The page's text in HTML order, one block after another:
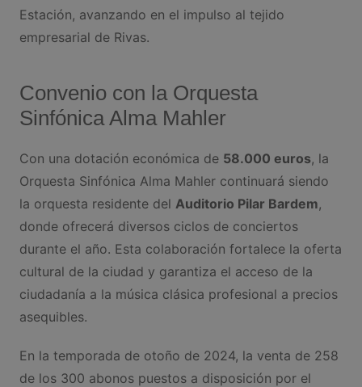
Estación, avanzando en el impulso al tejido
empresarial de Rivas.
Convenio con la Orquesta
Sinfónica Alma Mahler
Con una dotación económica de 58.000 euros, la
Orquesta Sinfónica Alma Mahler continuará siendo
la orquesta residente del Auditorio Pilar Bardem,
donde ofrecerá diversos ciclos de conciertos
durante el año. Esta colaboración fortalece la oferta
cultural de la ciudad y garantiza el acceso de la
ciudadanía a la música clásica profesional a precios
asequibles.
En la temporada de otoño de 2024, la venta de 258
de los 300 abonos puestos a disposición por el